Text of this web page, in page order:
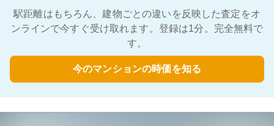
駅距離はもちろん、建物ごとの違いを反映した査定をオ
ンラインで今すぐ受け取れます。登録は1分。完全無料で
す。
今のマンションの時価を知る